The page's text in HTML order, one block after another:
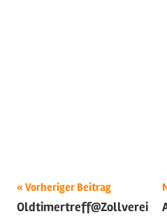
Schlagwörter:
2013,
Vorheriger Beitrag
Oldtimertreff@Zollverei